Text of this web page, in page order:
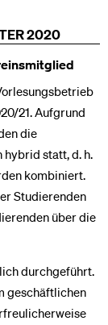
2020
21. Aufgrund
die
statt, d. h.
kombiniert.
Studierenden
über die
durchgeführt.
geschäftlichen